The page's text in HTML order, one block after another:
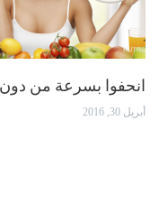
انحفوا بسرعة من دون
أبريل 30, 2016